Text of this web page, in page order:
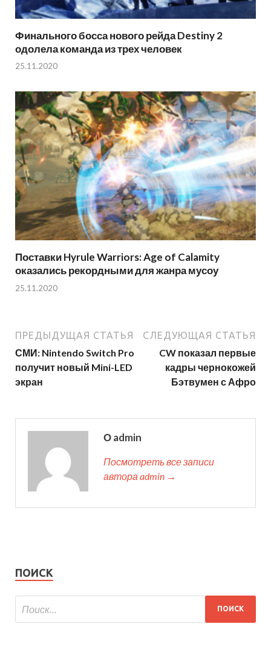
Финального босса нового рейда Destiny 2
одолела команда из трех человек
25.11.2020
Поставки Hyrule Warriors: Age of Calamity
оказались рекордными для жанра мусоу
25.11.2020
ПРЕДЫДУЩАЯ СТАТЬЯ
СМИ: Nintendo Switch Pro
получит новый Mini-LED
экран
СЛЕДУЮЩАЯ СТАТЬЯ
CW показал первые
кадры чернокожей
Бэтвумен с Афро
О admin
Посмотреть все записи
автора admin →
ПОИСК